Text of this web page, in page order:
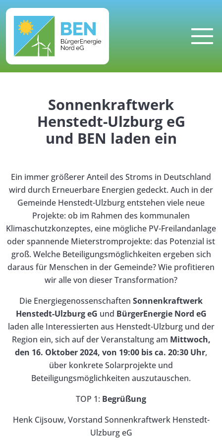
MENU
Sonnenkraftwerk
Henstedt-Ulzburg eG
und BEN laden ein
Ein immer größerer Anteil des Stroms in Deutschland
wird durch Erneuerbare Energien gedeckt. Auch in der
Gemeinde Henstedt-Ulzburg entstehen viele neue
Projekte: ob im Rahmen des kommunalen
Klimaschutzkonzeptes, eine mögliche PV-Freilandanlage
oder spannende Mieterstromprojekte: das Potenzial ist
groß. Welche Beteiligungsmöglichkeiten ergeben sich
daraus für Menschen in der Gemeinde? Wie profitieren
wir alle von dieser Transformation?
Die Energiegenossenschaften Sonnenkraftwerk
Henstedt-Ulzburg eG und BürgerEnergie Nord eG
laden alle Interessierten aus Henstedt-Ulzburg und der
Region ein, sich auf der Veranstaltung am Mittwoch,
den 16. Oktober 2024, von 19:00 bis ca. 20:30 Uhr,
über konkrete Solarprojekte und
Beteiligungsmöglichkeiten auszutauschen.
TOP 1: Begrüßung
Henk Cijsouw, Vorstand Sonnenkraftwerk Henstedt-
Ulzburg eG